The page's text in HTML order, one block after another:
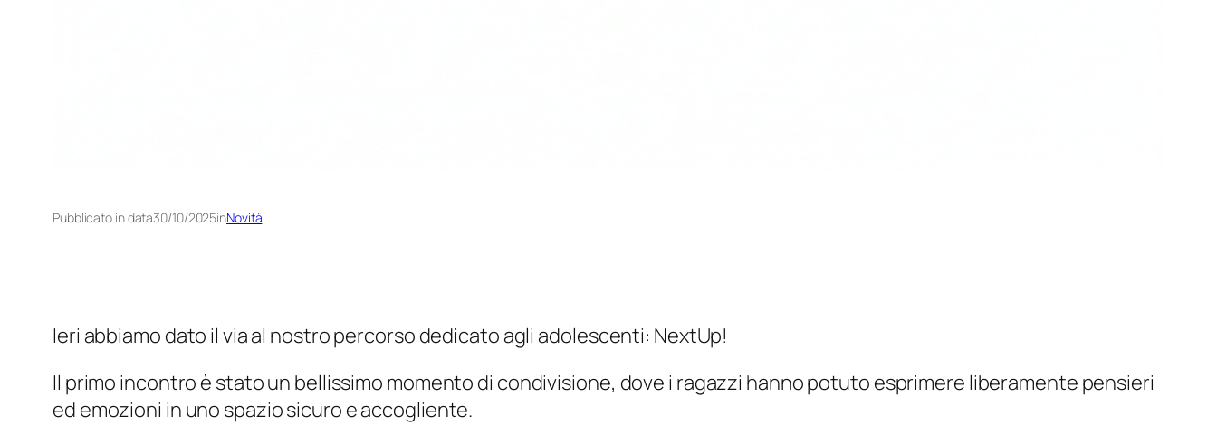
Pubblicato in data30/10/2025inNovità
Ieri abbiamo dato il via al nostro percorso dedicato agli adolescenti: NextUp!
Il primo incontro è stato un bellissimo momento di condivisione, dove i ragazzi hanno potuto esprimere liberamente pensieri
ed emozioni in uno spazio sicuro e accogliente.